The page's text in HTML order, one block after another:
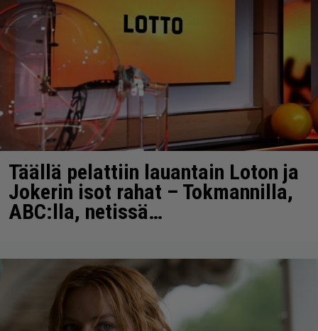
Täällä pelattiin lauantain Loton ja
Jokerin isot rahat – Tokmannilla,
ABC:lla, netissä…